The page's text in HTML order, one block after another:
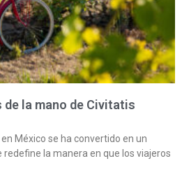
la mano de Civitatis
México se ha convertido en un
la manera en que los viajeros